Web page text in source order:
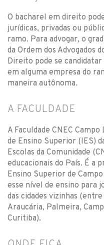
O bacharel em direito
jurídicas, privadas ou
ramo. Para advogar, o
da Ordem dos Advogados
Direito pode se
em alguma empresa do
maneira autônoma.
A FACULDADE
A Faculdade CNEC
de Ensino Superior (IES)
Escolas da Comunidade
educacionais do País. É a
Ensino Superior de
esse nível de ensino para
das cidades vizinhas
Araucária, Palmeira,
Curitiba).